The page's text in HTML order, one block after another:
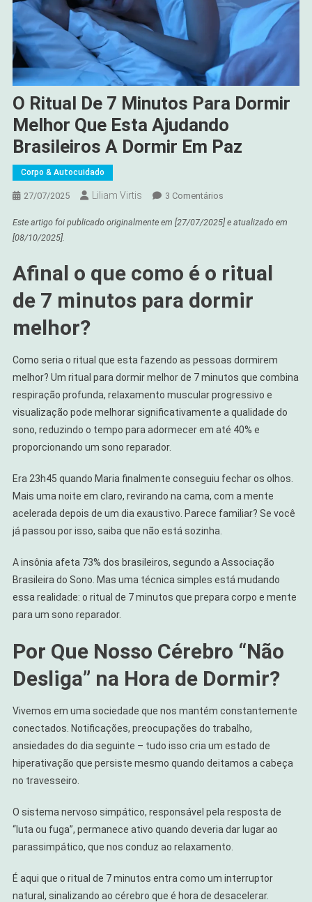
O Ritual De 7 Minutos Para Dormir
Melhor Que Esta Ajudando
Brasileiros A Dormir Em Paz
Corpo & Autocuidado
27/07/2025 Liliam Virtis 3 ComentáriosEm
Ritual
Minutos
Dormir
Esta
A
Dormir
Em
Este artigo foi publicado originalmente em [27/07/2025]e atualizado em
[08/10/2025].
Afinal o que como é o ritual
de 7 minutos para dormir
melhor?
Como seria o ritual que esta fazendo as pessoas dormirem
melhor? Um ritual para dormir melhor de 7 minutos que combina
respiração profunda, relaxamento muscular progressivo e
visualização pode melhorar significativamente a qualidade do
sono, reduzindo o tempo para adormecer em até 40% e
proporcionando um sono reparador.
Era 23h45 quando Maria finalmente conseguiu fechar os olhos.
Mais uma noite em claro, revirando na cama, com a mente
acelerada depois de um dia exaustivo. Parece familiar? Se você
já passou por isso, saiba que não está sozinha.
A insônia afeta 73% dos brasileiros, segundo a Associação
Brasileira do Sono. Mas uma técnica simples está mudando
essa realidade: o ritual de 7 minutos que prepara corpo e mente
para um sono reparador.
Por Que Nosso Cérebro “Não
Desliga” na Hora de Dormir?
Vivemos em uma sociedade que nos mantém constantemente
conectados. Notificações, preocupações do trabalho,
ansiedades do dia seguinte – tudo isso cria um estado de
hiperativação que persiste mesmo quando deitamos a cabeça
no travesseiro.
O sistema nervoso simpático, responsável pela resposta de
“luta ou fuga”, permanece ativo quando deveria dar lugar ao
parassimpático, que nos conduz ao relaxamento.
É aqui que o ritual de 7 minutos entra como um interruptor
natural, sinalizando ao cérebro que é hora de desacelerar.